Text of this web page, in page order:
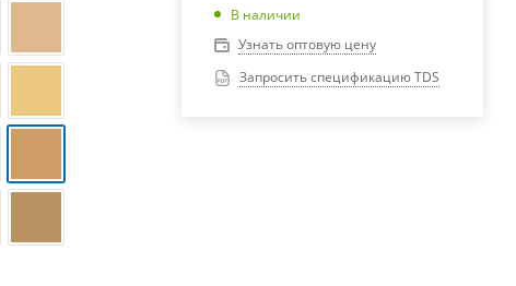
В наличии
Узнать оптовую цену
Запросить спецификацию TDS